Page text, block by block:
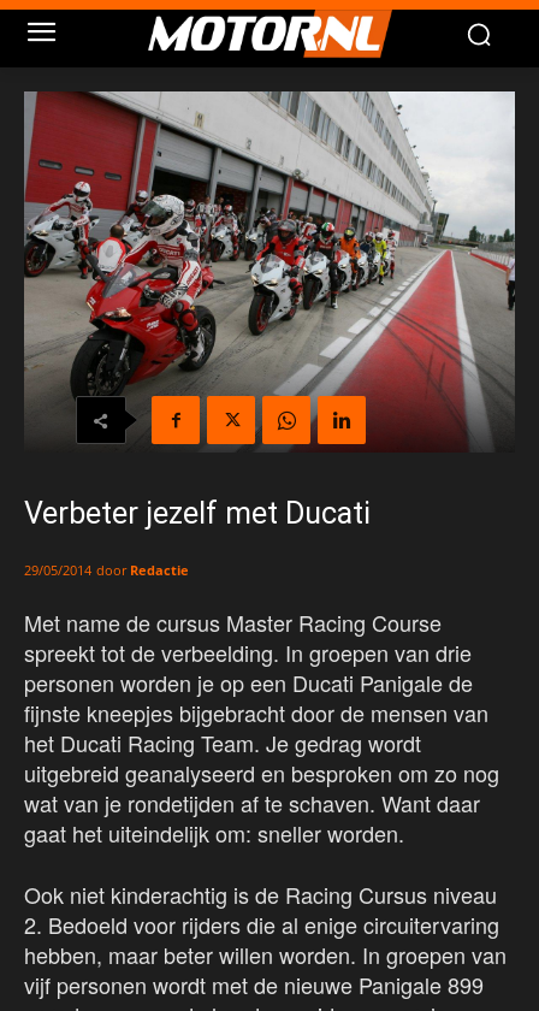
Verbeter jezelf met Ducati
29/05/2014 door Redactie
Met name de cursus Master Racing Course
spreekt tot de verbeelding. In groepen van drie
personen worden je op een Ducati Panigale de
fijnste kneepjes bijgebracht door de mensen van
het Ducati Racing Team. Je gedrag wordt
uitgebreid geanalyseerd en besproken om zo nog
wat van je rondetijden af te schaven. Want daar
gaat het uiteindelijk om: sneller worden.
Ook niet kinderachtig is de Racing Cursus niveau
2. Bedoeld voor rijders die al enige circuitervaring
hebben, maar beter willen worden. In groepen van
vijf personen wordt met de nieuwe Panigale 899